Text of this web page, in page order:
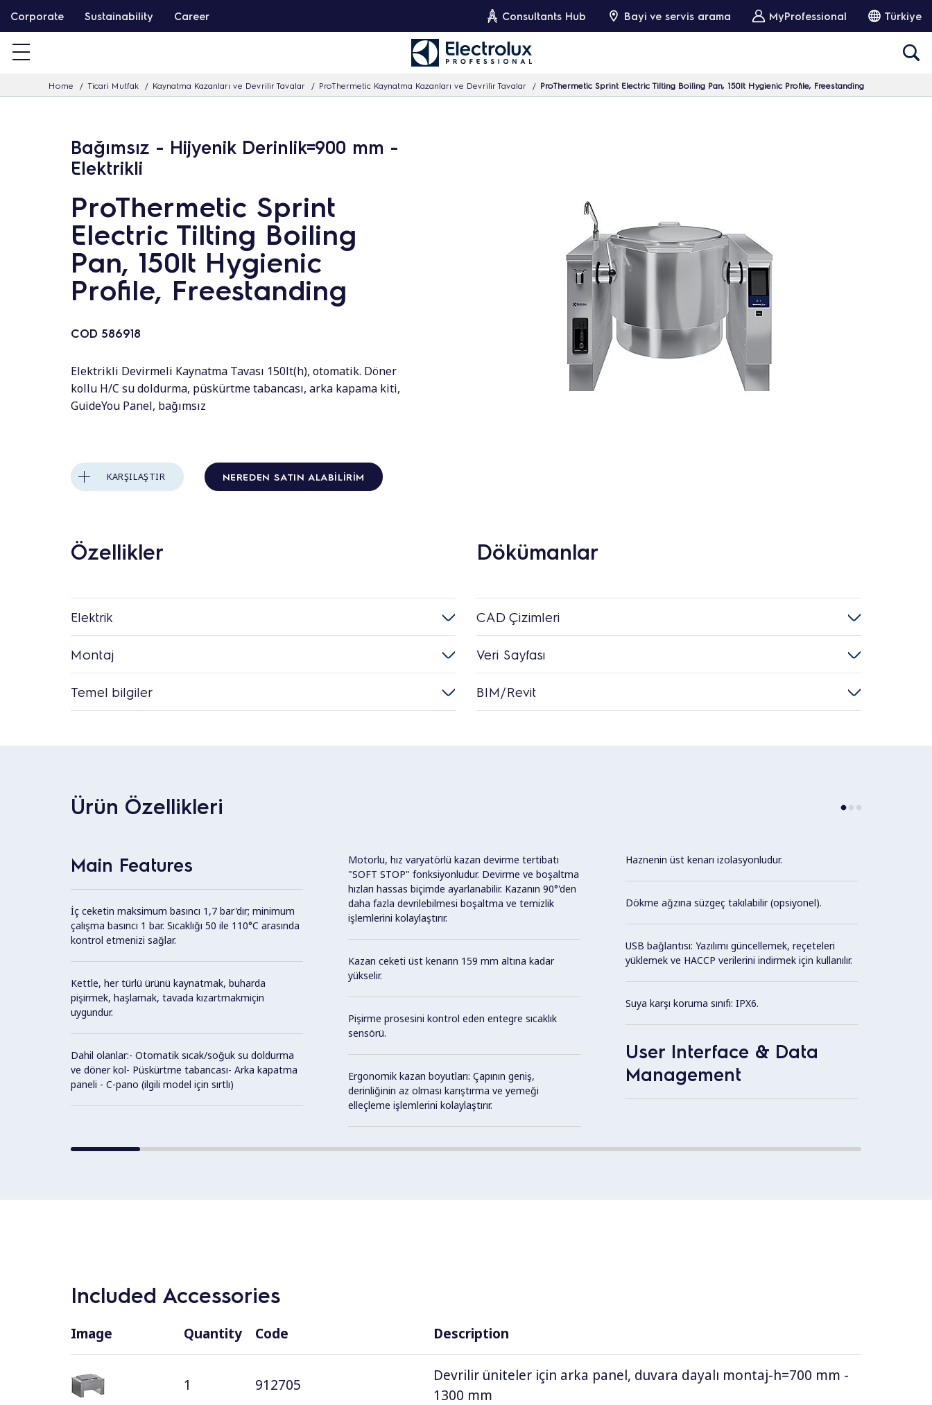
ç
Corporate Sustainability Career Consultants Hub Bayi ve servis arama MyProfessional Türkiye
Home Ticari Mutfak Kaynatma Kazanları ve Devrilir Tavalar ProThermetic Kaynatma Kazanları ve Devrilir Tavalar ProThermetic Sprint Electric Tilting Boiling Pan, 150lt Hygienic Profile, Freestanding
Bağımsız - Hijyenik Derinlik=900 mm -
Elektrikli
ProThermetic Sprint
Electric Tilting Boiling
Pan, 150lt Hygienic
Profile, Freestanding
COD 586918
Elektrikli Devirmeli Kaynatma Tavası 150lt(h), otomatik. Döner
kollu H/C su doldurma, püskürtme tabancası, arka kapama kiti,
GuideYou Panel, bağımsız
KARŞILAŞTIR NEREDEN SATIN ALABILIRIM
Özellikler
Elektrik
Montaj
Temel bilgiler
Dökümanlar
CAD Çizimleri
Veri Sayfası
BIM/Revit
Ürün Özellikleri
Main Features
İç ceketin maksimum basıncı 1,7 bar'dır; minimum
çalışma basıncı 1 bar. Sıcaklığı 50 ile 110°C arasında
kontrol etmenizi sağlar.
Kettle, her türlü ürünü kaynatmak, buharda
pişirmek, haşlamak, tavada kızartmakmiçin
uygundur.
Dahil olanlar:- Otomatik sıcak/soğuk su doldurma
ve döner kol- Püskürtme tabancası- Arka kapatma
paneli - C-pano (ilgili model için sırtlı)
Motorlu, hız varyatörlü kazan devirme tertibatı
"SOFT STOP" fonksiyonludur. Devirme ve boşaltma
hızları hassas biçimde ayarlanabilir. Kazanın 90°'den
daha fazla devrilebilmesi boşaltma ve temizlik
işlemlerini kolaylaştırır.
Kazan ceketi üst kenarın 159 mm altına kadar
yükselir.
Pişirme prosesini kontrol eden entegre sıcaklık
sensörü.
Ergonomik kazan boyutları: Çapının geniş,
derinliğinin az olması karıştırma ve yemeği
elleçleme işlemlerini kolaylaştırır.
Haznenin üst kenarı izolasyonludur.
Dökme ağzına süzgeç takılabilir (opsiyonel).
USB bağlantısı: Yazılımı güncellemek, reçeteleri
yüklemek ve HACCP verilerini indirmek için kullanılır.
Suya karşı koruma sınıfı: IPX6.
User Interface & Data
Management
Included Accessories
Image Quantity Code Description
1 912705
Devrilir üniteler için arka panel, duvara dayalı montaj-h=700 mm -
1300 mm